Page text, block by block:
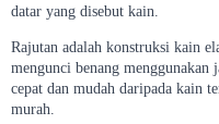
datar yang disebut kain.
Rajutan adalah konstruksi kain
mengunci benang
cepat dan mudah daripada kain
murah.